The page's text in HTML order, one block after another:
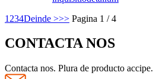
1 234Deinde >>> Pagina 1 / 4
CONTACTA NOS
Contacta nos. Plura de producto accipe.